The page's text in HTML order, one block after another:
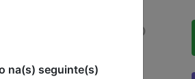
SENSAÇÃO NÃO
na(s) seguinte(s)